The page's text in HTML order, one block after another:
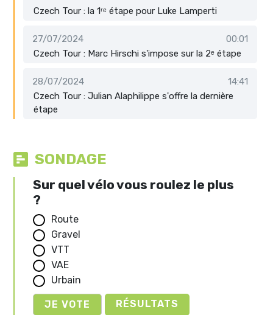
Czech Tour : la 1ʳᵉ étape pour Luke Lamperti
27/07/2024
00:01
Czech Tour : Marc Hirschi s'impose sur la 2ᵉ étape
28/07/2024
14:41
Czech Tour : Julian Alaphilippe s'offre la dernière
étape
SONDAGE
Sur quel vélo vous roulez le plus
?
Route
Gravel
VTT
VAE
Urbain
RÉSULTATS